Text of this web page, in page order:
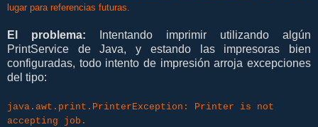
lugar para referencias futuras.
El problema: Intentando imprimir utilizando algún
PrintService de Java, y estando las impresoras bien
configuradas, todo intento de impresión arroja excepciones
del tipo:
java.awt.print.PrinterException: Printer is not
accepting job.